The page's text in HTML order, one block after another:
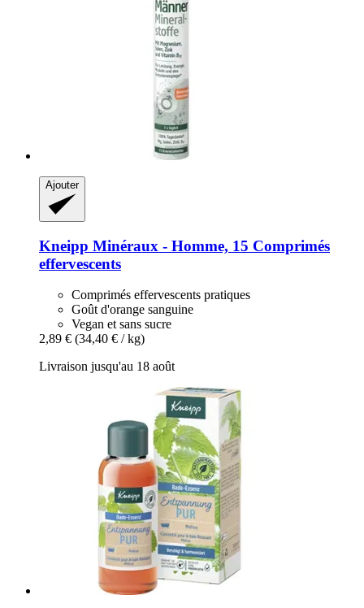
Ajouter
Kneipp Minéraux -​ Homme, 15 Comprimés
effervescents
Comprimés effervescents pratiques
Goût d'orange sanguine
Vegan et sans sucre
2,89 € (34,40 € / kg)
Livraison jusqu'au 18 août